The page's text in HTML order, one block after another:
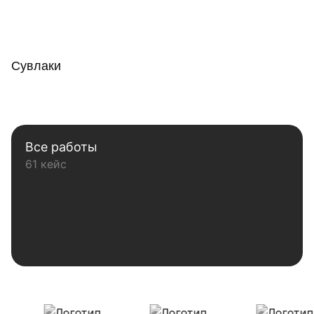
Сувлаки
Все работы
61 кейс